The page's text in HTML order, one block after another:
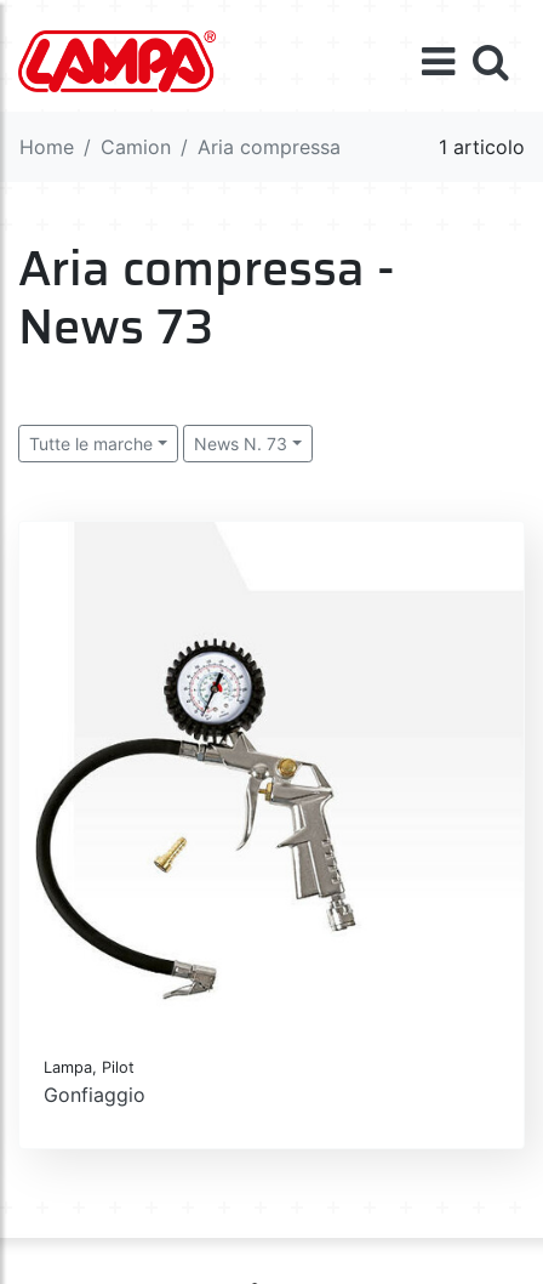
Home Camion Aria compressa 1 articolo
Aria compressa -
News 73
Tutte le marche News N. 73
Lampa, Pilot
Gonfiaggio